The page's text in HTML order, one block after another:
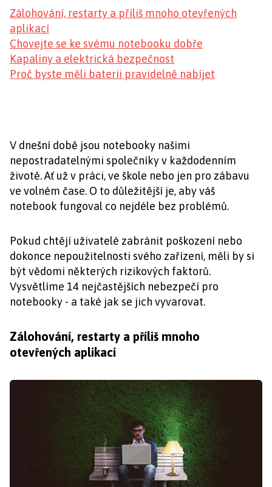
Zálohování, restarty a příliš mnoho otevřených
aplikací
Chovejte se ke svému notebooku dobře
Kapaliny a elektrická bezpečnost
Proč byste měli baterii pravidelně nabíjet
V dnešní době jsou notebooky našimi
nepostradatelnými společníky v každodenním
životě. Ať už v práci, ve škole nebo jen pro zábavu
ve volném čase. O to důležitější je, aby váš
notebook fungoval co nejdéle bez problémů.
Pokud chtějí uživatelé zabránit poškození nebo
dokonce nepoužitelnosti svého zařízení, měli by si
být vědomi některých rizikových faktorů.
Vysvětlíme 14 nejčastějších nebezpečí pro
notebooky - a také jak se jich vyvarovat.
Zálohování, restarty a příliš mnoho
otevřených aplikací